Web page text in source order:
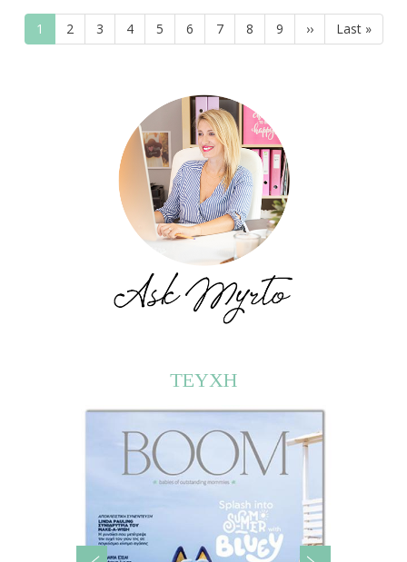
Pagination
Current
page
1 Page
2 Page
3 Page
4 Page
5 Page
6 Page
7 Page
8 Page
9
Next
page
››
Last
page
Last »
ΤΕΥΧΗ